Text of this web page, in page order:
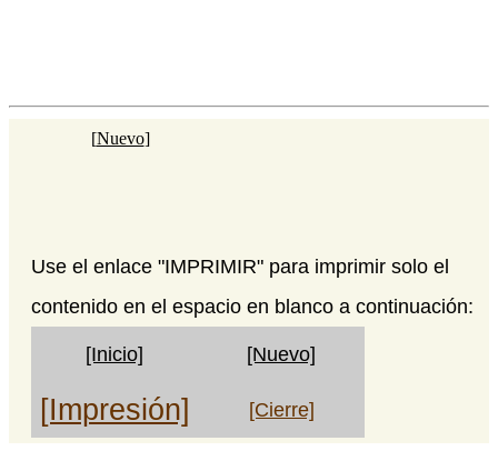
[Nuevo]
Use el enlace "IMPRIMIR" para imprimir solo el
contenido en el espacio en blanco a continuación:
[Inicio] [Nuevo]
[Impresión] [Cierre]